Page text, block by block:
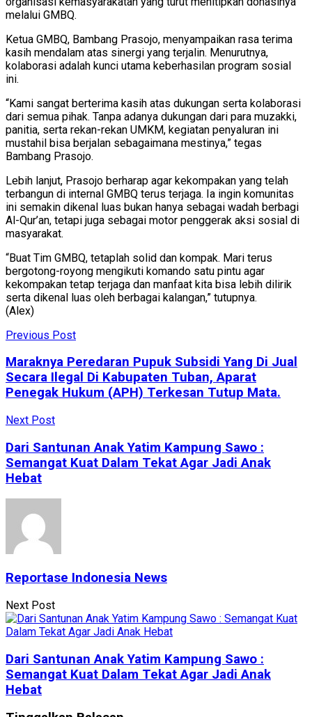
melalui GMBQ.
​Ketua GMBQ, Bambang Prasojo, menyampaikan rasa terima
kasih mendalam atas sinergi yang terjalin. Menurutnya,
kolaborasi adalah kunci utama keberhasilan program sosial
ini.
​“Kami sangat berterima kasih atas dukungan serta kolaborasi
dari semua pihak. Tanpa adanya dukungan dari para muzakki,
panitia, serta rekan-rekan UMKM, kegiatan penyaluran ini
mustahil bisa berjalan sebagaimana mestinya,” tegas
Bambang Prasojo.
​Lebih lanjut, Prasojo berharap agar kekompakan yang telah
terbangun di internal GMBQ terus terjaga. Ia ingin komunitas
ini semakin dikenal luas bukan hanya sebagai wadah berbagi
Al-Qur’an, tetapi juga sebagai motor penggerak aksi sosial di
masyarakat.
​“Buat Tim GMBQ, tetaplah solid dan kompak. Mari terus
bergotong-royong mengikuti komando satu pintu agar
kekompakan tetap terjaga dan manfaat kita bisa lebih dilirik
serta dikenal luas oleh berbagai kalangan,” tutupnya.
(Alex)
Previous Post
Maraknya Peredaran Pupuk Subsidi Yang Di Jual
Secara Ilegal Di Kabupaten Tuban, Aparat
Penegak Hukum (APH) Terkesan Tutup Mata.
Next Post
Dari Santunan Anak Yatim Kampung Sawo :
Semangat Kuat Dalam Tekat Agar Jadi Anak
Hebat
Reportase Indonesia News
Next Post
Dari Santunan Anak Yatim Kampung Sawo :
Semangat Kuat Dalam Tekat Agar Jadi Anak
Hebat